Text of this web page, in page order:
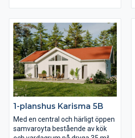
vinklar. Det stora vardagsrummet
har ryggåstak vilket bidrar till
rymden i huset. Karisma 3 är
huset för er som vill lägga fokus
på kök och vardagsrum men
samtidigt inte kompromissa för
mycket med sovrum och
badrum.
1-planshus Karisma 5B
Med en central och härligt öppen
samvaroyta bestående av kök